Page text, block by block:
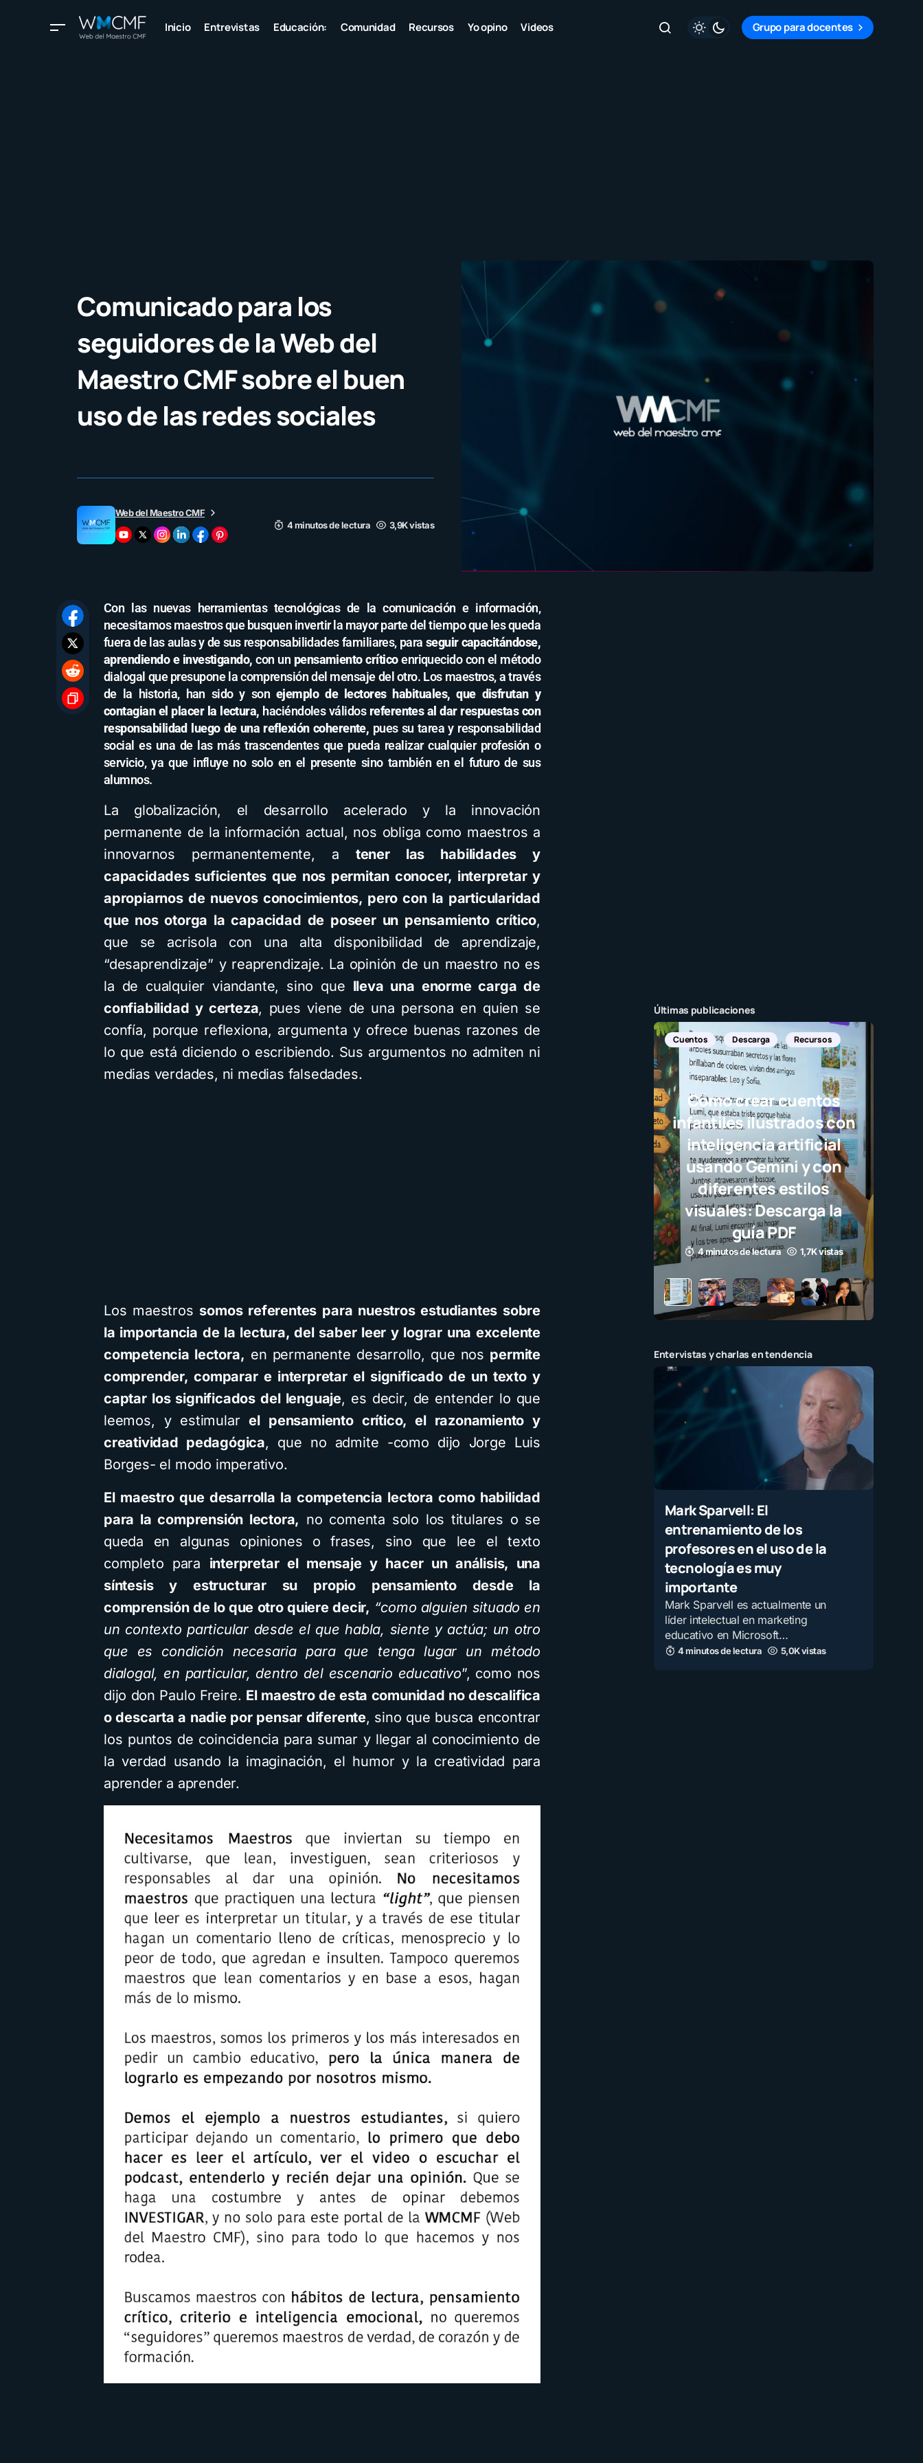
Inicio Entrevistas Educación: Comunidad Recursos Yo opino Videos Grupo para docentes
Comunicado para los
seguidores de la Web del
Maestro CMF sobre el buen
uso de las redes sociales
Web del Maestro CMF
4 minutos de lectura
3,9K vistas
Con las nuevas herramientas tecnológicas de la comunicación e información,
necesitamos maestros que busquen invertir la mayor parte del tiempo que les queda
fuera de las aulas y de sus responsabilidades familiares, para seguir capacitándose,
aprendiendo e investigando,con un pensamiento críticoenriquecido con el método
dialogal que presupone la comprensión del mensaje del otro. Los maestros, a través
de la historia, han sido y sonejemplo de lectores habituales, que disfrutan y
contagian el placer la lectura, haciéndoles válidos referentes al dar respuestas con
responsabilidad
luego de una reflexión coherente, pues su tarea y responsabilidad
social es una de las más trascendentes que pueda realizar cualquier profesión o
servicio, ya que influye no solo en el presente sino también en el futuro de sus
alumnos.
La globalización, el desarrollo acelerado y la innovación
permanente de la información actual, nos obliga como maestros a
innovarnos permanentemente, a tener las habilidades y
capacidades suficientes que nos permitan conocer, interpretar y
apropiarnos de nuevos conocimientos, pero con la particularidad
que nos otorga la capacidad de poseer un pensamiento crítico,
que se acrisola con una alta disponibilidad de aprendizaje,
“desaprendizaje” y reaprendizaje. La opinión de un maestro no es
la de cualquier viandante, sino que lleva una enorme carga de
confiabilidad y certeza, pues viene de una persona en quien se
confía, porque reflexiona, argumenta y ofrece buenas razones de
lo que está diciendo o escribiendo. Sus argumentos no admiten ni
medias verdades, ni medias falsedades.
Los maestros somos referentes para nuestros estudiantes sobre
la importancia de la lectura, del saber leer y lograr una excelente
competencia lectora, en permanente desarrollo, que nos permite
comprender, comparar e interpretar el significado de un texto y
captar los significados del lenguaje, es decir, de entender lo que
leemos, y estimularel pensamiento crítico, el razonamiento y
creatividad pedagógica, que no admite -como dijo Jorge Luis
Borges- el modo imperativo.
El maestro que desarrolla la competencia lectora como habilidad
para la comprensión lectora, no comenta solo los titulares o se
queda en algunas opiniones o frases, sino que lee el texto
completo para interpretar el mensaje y hacer un análisis, una
síntesis y estructurar su propio pensamiento desde la
comprensión de lo que otro quiere decir, “como alguien situado en
un contexto particular desde el que habla, siente y actúa; un otro
que es condición necesaria para que tenga lugar un método
dialogal, en particular, dentro del escenario educativo”, como nos
dijo don Paulo Freire. El maestro de esta comunidad no descalifica
o descarta a nadie por pensar diferente, sino que busca encontrar
los puntos de coincidencia para sumar y llegar al conocimiento de
la verdad usando la imaginación, el humor y la creatividad para
aprender a aprender.
Últimas publicaciones
Descarga Recursos
Cómo crear cuentos
infantiles ilustrados con
inteligencia artificial
usando Gemini y con
diferentes estilos
visuales: Descarga la
guía PDF
4 minutos de lectura 1,7K vistas
Entervistas y charlas en tendencia
Mark Sparvell: El
entrenamiento de los
profesores en el uso de la
tecnología es muy
importante
Mark Sparvell es actualmente un
líder intelectual en marketing
educativo en Microsoft…
4 minutos de lectura 5,0K vistas